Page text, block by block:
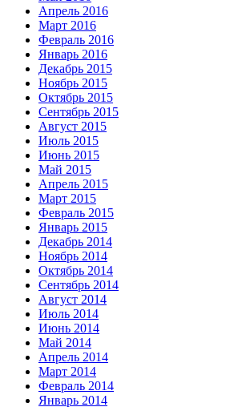
Апрель 2016
Март 2016
Февраль 2016
Январь 2016
Декабрь 2015
Ноябрь 2015
Октябрь 2015
Сентябрь 2015
Август 2015
Июль 2015
Июнь 2015
Май 2015
Апрель 2015
Март 2015
Февраль 2015
Январь 2015
Декабрь 2014
Ноябрь 2014
Октябрь 2014
Сентябрь 2014
Август 2014
Июль 2014
Июнь 2014
Май 2014
Апрель 2014
Март 2014
Февраль 2014
Январь 2014